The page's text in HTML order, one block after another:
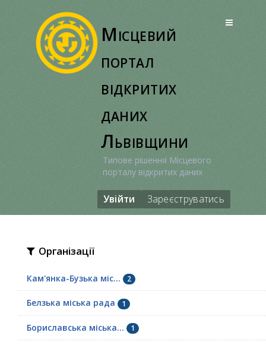
Місцевий
портал
відкритих
даних
Львівщини
Типове рішення Місцевого
порталу відкритих даних
Увійти Зареєструватись
Організації
Кам'янка-Бузька міс... 2
Белзька міська рада 1
Бориславська міська... 1